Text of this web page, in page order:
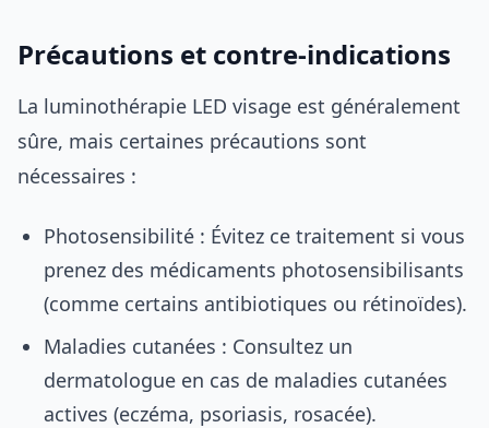
Précautions et contre-indications
La luminothérapie LED visage est généralement
sûre, mais certaines précautions sont
nécessaires :
Photosensibilité : Évitez ce traitement si vous
prenez des médicaments photosensibilisants
(comme certains antibiotiques ou rétinoïdes).
Maladies cutanées : Consultez un
dermatologue en cas de maladies cutanées
actives (eczéma, psoriasis, rosacée).